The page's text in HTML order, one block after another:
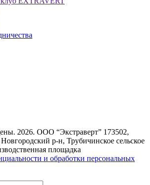
2026. ООО “Экстраверт” 173502,
р-н, Трубичинское сельское
площадка
и обработки персональных